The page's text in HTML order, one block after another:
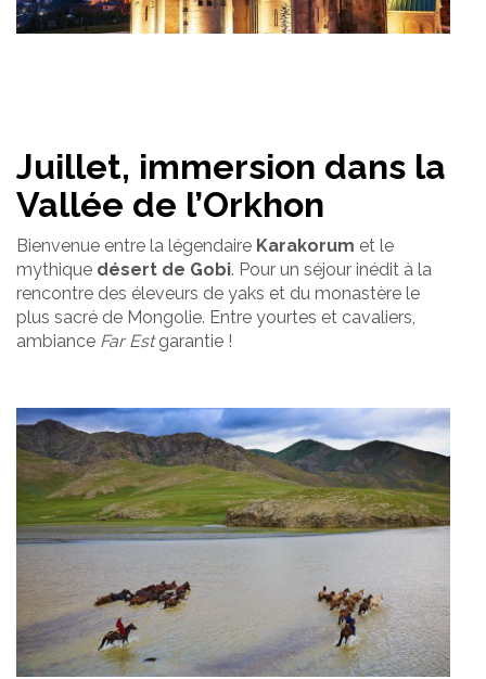
Juillet, immersion dans la
Vallée de l’Orkhon
Bienvenue entre la légendaire Karakorum et le
mythique désert de Gobi. Pour un séjour inédit à la
rencontre des éleveurs de yaks et du monastère le
plus sacré de Mongolie. Entre yourtes et cavaliers,
ambiance Far Estgarantie !